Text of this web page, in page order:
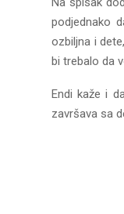
podjednako
ozbiljna i
bi trebalo da
Endi kaže i
završava sa